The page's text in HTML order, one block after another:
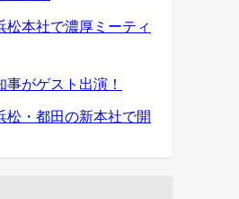
松本社で濃厚ミーティ
がゲスト出演！
松・都田の新本社で開